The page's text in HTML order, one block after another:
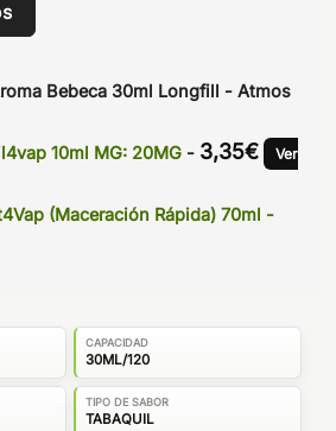
Bebeca 30ml Longfill - Atmos
10ml MG: 20MG - 3,35€
Ver
(Maceración Rápida) 70ml -
CAPACIDAD
30ML/120
TIPO DE SABOR
TABAQUIL